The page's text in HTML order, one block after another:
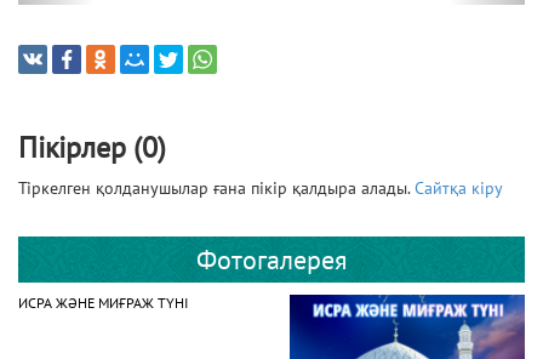
Пікірлер (0)
Тіркелген қолданушылар ғана пікір қалдыра алады.Сайтқа кіру
Фотогалерея
ИСРА ЖӘНЕ МИҒРАЖ ТҮНІ